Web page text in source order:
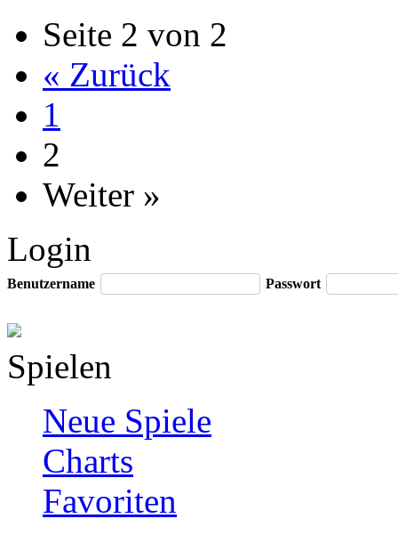
Seite 2 von 2
« Zurück
1
2
Weiter »
Login
Benutzername Passwort
Spielen
Neue Spiele
Charts
Favoriten